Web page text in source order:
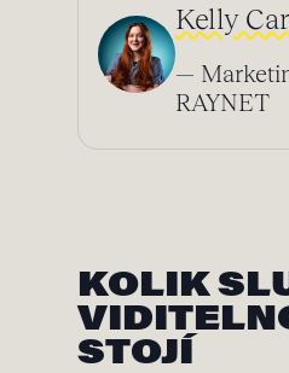
Kelly
—
RAYNET
KOLIK
STOJÍ